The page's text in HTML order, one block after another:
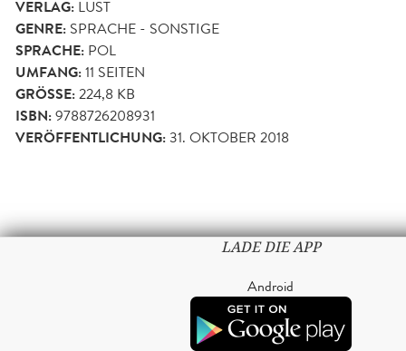
VERLAG: LUST
GENRE: SPRACHE - SONSTIGE
SPRACHE: POL
UMFANG:11 SEITEN
GRÖSSE: 224,8 KB
ISBN:9788726208931
VERÖFFENTLICHUNG:31. OKTOBER 2018
LADE DIE APP
Android